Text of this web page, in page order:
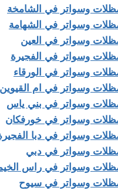
وسواتر في الشامخة
وسواتر في الشهامة
وسواتر في العين
وسواتر في الفجيرة
وسواتر في الورقاء
وسواتر في ام القيوين
وسواتر في بني ياس
وسواتر في خورفكان
وسواتر في دبا
وسواتر في دبي
وسواتر في راس
وسواتر في سيوح